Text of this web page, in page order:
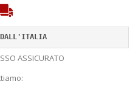
DALL'ITALIA
ASSICURATO